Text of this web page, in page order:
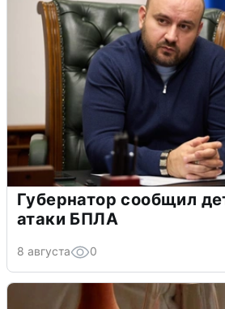
Губернатор сообщил
атаки БПЛА
8 августа 0